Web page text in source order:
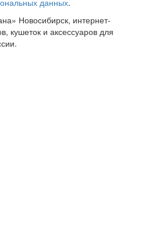
данных.
Новосибирск, интернет-
кушеток и аксессуаров для